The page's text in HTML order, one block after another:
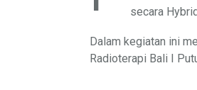
secara
Dalam kegiatan ini
Radioterapi Bali I